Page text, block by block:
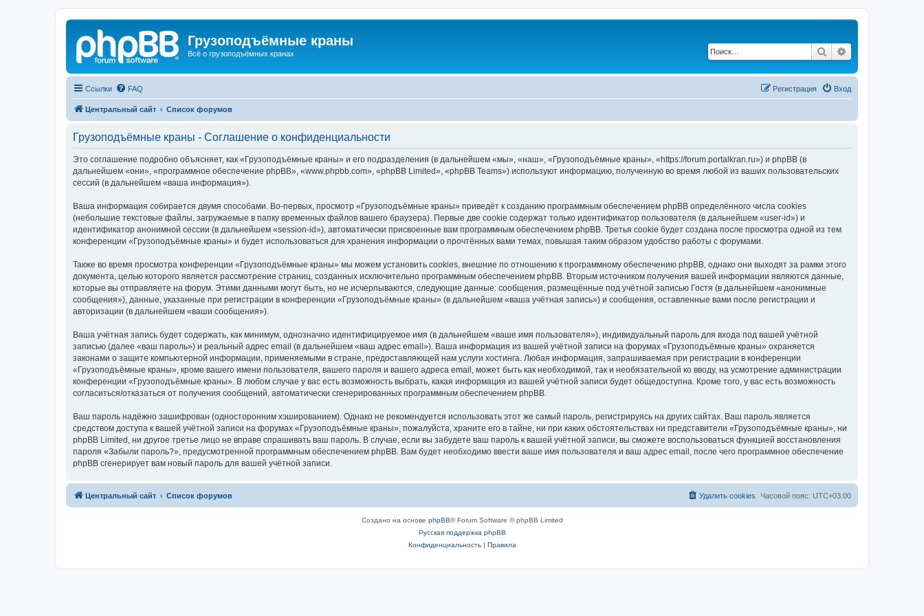
Грузоподъёмные краны
Всё о грузоподъёмных кранах Поиск
Ссылки FAQ Вход
Регистрация
Центральный сайт Список форумов
Грузоподъёмные краны - Соглашение о конфиденциальности
Это соглашение подробно объясняет, как «Грузоподъёмные краны» и его подразделения (в дальнейшем «мы», «наш», «Грузоподъёмные краны», «https://forum.portalkran.ru») и phpBB (в
дальнейшем «они», «программное обеспечение phpBB», «www.phpbb.com», «phpBB Limited», «phpBB Teams») используют информацию, полученную во время любой из ваших пользовательских
сессий (в дальнейшем «ваша информация»).
Ваша информация собирается двумя способами. Во-первых, просмотр «Грузоподъёмные краны» приведёт к созданию программным обеспечением phpBB определённого числа cookies
(небольшие текстовые файлы, загружаемые в папку временных файлов вашего браузера). Первые две cookie содержат только идентификатор пользователя (в дальнейшем «user-id») и
идентификатор анонимной сессии (в дальнейшем «session-id»), автоматически присвоенные вам программным обеспечением phpBB. Третья cookie будет создана после просмотра одной из тем
конференции «Грузоподъёмные краны» и будет использоваться для хранения информации о прочтённых вами темах, повышая таким образом удобство работы с форумами.
Также во время просмотра конференции «Грузоподъёмные краны» мы можем установить cookies, внешние по отношению к программному обеспечению phpBB, однако они выходят за рамки этого
документа, целью которого является рассмотрение страниц, созданных исключительно программным обеспечением phpBB. Вторым источником получения вашей информации являются данные,
которые вы отправляете на форум. Этими данными могут быть, но не исчерпываются, следующие данные: сообщения, размещённые под учётной записью Гостя (в дальнейшем «анонимные
сообщения»), данные, указанные при регистрации в конференции «Грузоподъёмные краны» (в дальнейшем «ваша учётная запись») и сообщения, оставленные вами после регистрации и
авторизации (в дальнейшем «ваши сообщения»).
Ваша учётная запись будет содержать, как минимум, однозначно идентифицируемое имя (в дальнейшем «ваше имя пользователя»), индивидуальный пароль для входа под вашей учётной
записью (далее «ваш пароль») и реальный адрес email (в дальнейшем «ваш адрес email»). Ваша информация из вашей учётной записи на форумах «Грузоподъёмные краны» охраняется
законами о защите компьютерной информации, применяемыми в стране, предоставляющей нам услуги хостинга. Любая информация, запрашиваемая при регистрации в конференции
«Грузоподъёмные краны», кроме вашего имени пользователя, вашего пароля и вашего адреса email, может быть как необходимой, так и необязательной ко вводу, на усмотрение администрации
конференции «Грузоподъёмные краны». В любом случае у вас есть возможность выбрать, какая информация из вашей учётной записи будет общедоступна. Кроме того, у вас есть возможность
согласиться/отказаться от получения сообщений, автоматически сгенерированных программным обеспечением phpBB.
Ваш пароль надёжно зашифрован (односторонним хэшированием). Однако не рекомендуется использовать этот же самый пароль, регистрируясь на других сайтах. Ваш пароль является
средством доступа к вашей учётной записи на форумах «Грузоподъёмные краны», пожалуйста, храните его в тайне, ни при каких обстоятельствах ни представители «Грузоподъёмные краны», ни
phpBB Limited, ни другое третье лицо не вправе спрашивать ваш пароль. В случае, если вы забудете ваш пароль к вашей учётной записи, вы сможете воспользоваться функцией восстановления
пароля «Забыли пароль?», предусмотренной программным обеспечением phpBB. Вам будет необходимо ввести ваше имя пользователя и ваш адрес email, после чего программное обеспечение
phpBB сгенерирует вам новый пароль для вашей учётной записи.
Центральный сайт Список форумов Часовой пояс: UTC+03:00
Удалить cookies
Создано на основе phpBB® Forum Software © phpBB Limited
Русская поддержка phpBB
Конфиденциальность| Правила